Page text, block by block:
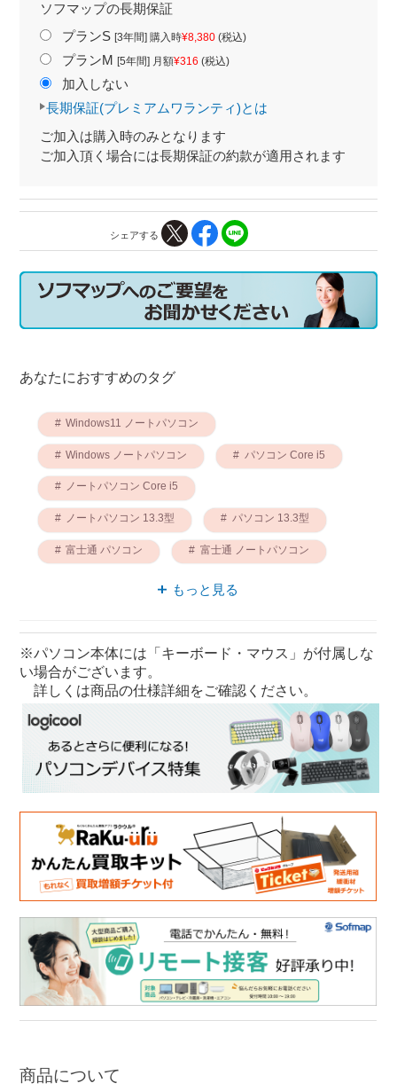
ソフマップの長期保証
プランS [3年間] 購入時¥8,380(税込)
プランM [5年間] 月額¥316 (税込)
加入しない
長期保証(プレミアムワランティ)とは
ご加入は購入時のみとなります
ご加入頂く場合には長期保証の約款が適用されます
シェアする
あなたにおすすめのタグ
Windows11 ノートパソコン
Windows ノートパソコン パソコン Core i5
ノートパソコン Core i5
ノートパソコン 13.3型 パソコン 13.3型
富士通 パソコン 富士通 ノートパソコン
Windows Core i5
もっと見る
※パソコン本体には「キーボード・マウス」が付属しな
い場合がございます。
詳しくは商品の仕様詳細をご確認ください。
商品について